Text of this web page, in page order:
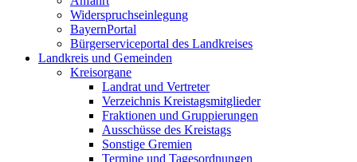
Widerspruchseinlegung
BayernPortal
Bürgerserviceportal des Landkreises
Landkreis und Gemeinden
Kreisorgane
Landrat und Vertreter
Verzeichnis Kreistagsmitglieder
Fraktionen und Gruppierungen
Ausschüsse des Kreistags
Sonstige Gremien
Termine und Tagesordnungen